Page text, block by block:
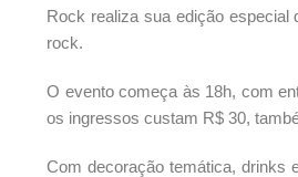
Rock realiza sua edição especial
rock.
O evento começa às 18h, com
os ingressos custam R$ 30,
Com decoração temática, drinks